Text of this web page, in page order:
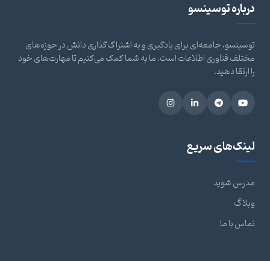
درباره توسینسو
توسینسو، جامعه‌ای برای یادگیری و به اشتراک‌گذاری دانش در حوزه‌های
مختلف فناوری اطلاعات است. ما به شما کمک می‌کنیم تا مهارت‌های خود
را ارتقا دهید.
لینک‌های سریع
مدرس شوید
وبلاگ
تماس با ما